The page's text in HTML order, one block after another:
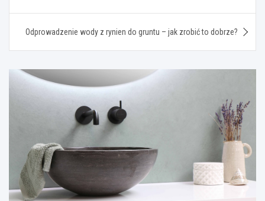
Odprowadzenie wody z rynien do gruntu – jak zrobić to dobrze?